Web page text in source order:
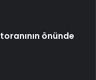
önünde